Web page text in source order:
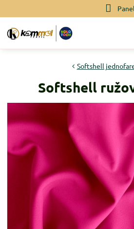
Softshell
Softshell